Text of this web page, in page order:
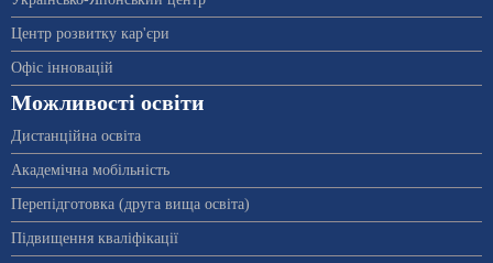
Центр розвитку кар'єри
Офіс інновацій
Можливості освіти
Дистанційна освіта
Академічна мобільність
Перепідготовка (друга вища освіта)
Підвищення кваліфікації